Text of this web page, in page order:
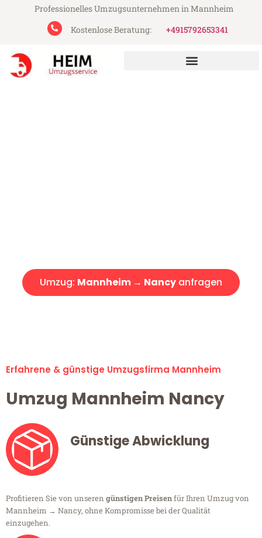
Professionelles Umzugsunternehmen in Mannheim
Kostenlose Beratung:
+4915792653341
Umzug: Mannheim → Nancy anfragen
Erfahrene & günstige Umzugsfirma Mannheim
Umzug Mannheim Nancy
Günstige Abwicklung
Profitieren Sie von unseren günstigen Preisenfür Ihren Umzug von
Mannheim → Nancy, ohne Kompromisse bei der Qualität
einzugehen.